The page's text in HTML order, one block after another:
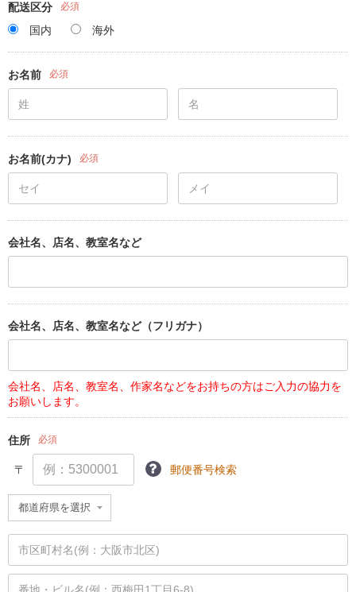
配送区分 必須
国内 海外
お名前 必須
お名前(カナ) 必須
会社名、店名、教室名など
会社名、店名、教室名など（フリガナ）
会社名、店名、教室名、作家名などをお持ちの方はご入力の協力を
お願いします。
住所 必須
〒 郵便番号検索